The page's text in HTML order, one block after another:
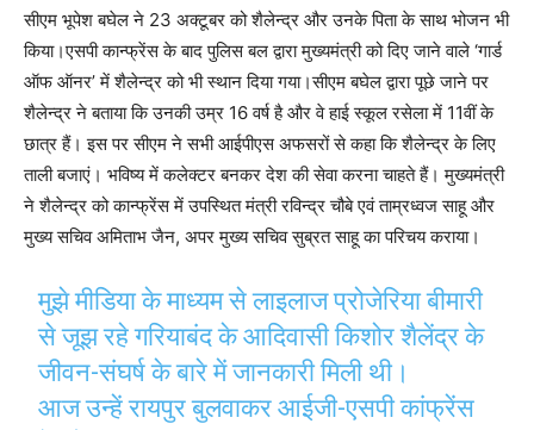
सीएम भूपेश बघेल ने 23 अक्टूबर को शैलेन्द्र और उनके पिता के साथ भोजन भी
किया।एसपी कान्फ्रेंस के बाद पुलिस बल द्वारा मुख्यमंत्री को दिए जाने वाले ‘गार्ड
ऑफ ऑनर’ में शैलेन्द्र को भी स्थान दिया गया।सीएम बघेल द्वारा पूछे जाने पर
शैलेन्द्र ने बताया कि उनकी उम्र 16 वर्ष है और वे हाई स्कूल रसेला में 11वीं के
छात्र हैं। इस पर सीएम ने सभी आईपीएस अफसरों से कहा कि शैलेन्द्र के लिए
ताली बजाएं। भविष्य में कलेक्टर बनकर देश की सेवा करना चाहते हैं। मुख्यमंत्री
ने शैलेन्द्र को कान्फ्रेंस में उपस्थित मंत्री रविन्द्र चौबे एवं ताम्रध्वज साहू और
मुख्य सचिव अमिताभ जैन, अपर मुख्य सचिव सुब्रत साहू का परिचय कराया।
मुझे मीडिया के माध्यम से लाइलाज प्रोजेरिया बीमारी
से जूझ रहे गरियाबंद के आदिवासी किशोर शैलेंद्र के
जीवन-संघर्ष के बारे में जानकारी मिली थी।
आज उन्हें रायपुर बुलवाकर आईजी-एसपी कांफ्रेंस